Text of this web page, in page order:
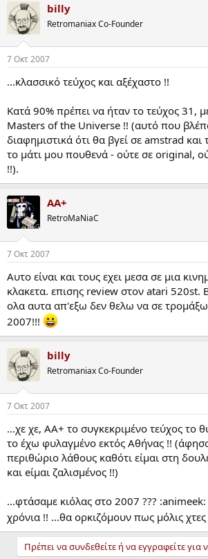
billy
Retromaniax Co-Founder
7 Οκτ 2007
...κλασσικό τεύχος και αξέχαστο !!
Κατά 90% πρέπει να ήταν το τεύχος 31,
Μasters of the Universe !! (αυτό που
διαφημιστικά ότι θα βγεί σε amstrad και
το μάτι μου πουθενά - ούτε σε original,
!!).
AA+
RetroMaNiaC
7 Οκτ 2007
Αυτο είναι και τους εχει μεσα σε μια
κλακετα. επισης review στον atari 520st.
ολα αυτα απ'εξω δεν θελω να σε τρομάξω
2007!!!
billy
Retromaniax Co-Founder
7 Οκτ 2007
...χε χε, AA+ το συγκεκριμένο τεύχος το
το έχω φυλαγμένο εκτός Αθήνας !!
περιθώριο λάθους καθότι είμαι στη
και eίμαι ζαλισμένος !!)
...φτάσαμε κιόλας στο 2007 ???
χρόνια !! ...θα ορκιζόμουν πως μόλις
Πρέπει να συνδεθείτε ή να εγγραφείτε για